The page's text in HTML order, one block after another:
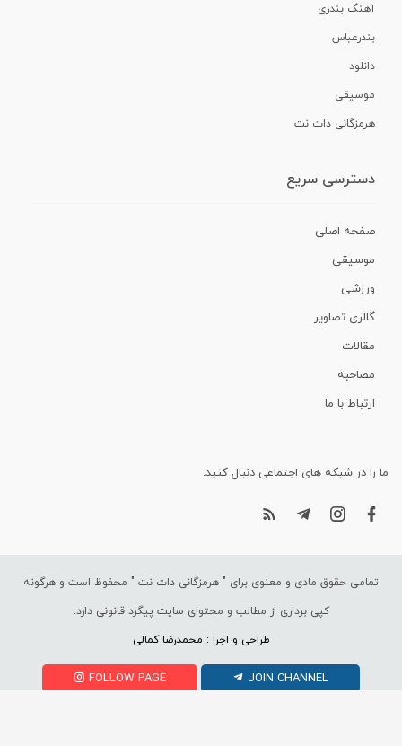
آهنگ بندری
بندرعباس
دانلود
موسیقی
هرمزگانی دات نت
دسترسی سریع
صفحه اصلی
موسیقی
ورزشی
گالری تصاویر
مقالات
مصاحبه
ارتباط با ما
ما را در شبکه های اجتماعی دنبال کنید.
تمامی حقوق مادی و معنوی برای " هرمزگانی دات نت " محفوظ است و هرگونه
کپی برداری از مطالب و محتوای سایت پیگرد قانونی دارد.
طراحی و اجرا : محمدرضا کمالی
FOLLOW PAGE JOIN CHANNEL